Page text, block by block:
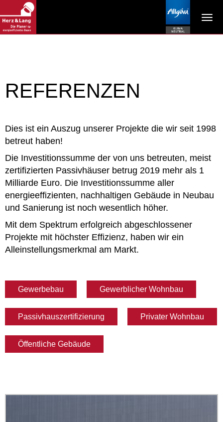
REFERENZEN
Dies ist ein Auszug unserer Projekte die wir seit 1998
betreut haben!
Die Investitionssumme der von uns betreuten, meist
zertifizierten Passivhäuser betrug 2019 mehr als 1
Milliarde Euro. Die Investitionssumme aller
energieeffizienten, nachhaltigen Gebäude in Neubau
und Sanierung ist noch wesentlich höher.
Mit dem Spektrum erfolgreich abgeschlossener
Projekte mit höchster Effizienz, haben wir ein
Alleinstellungsmerkmal am Markt.
Gewerbebau Gewerblicher Wohnbau
Passivhauszertifizierung Privater Wohnbau
Öffentliche Gebäude